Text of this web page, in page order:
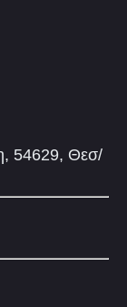
54629, Θεσ/